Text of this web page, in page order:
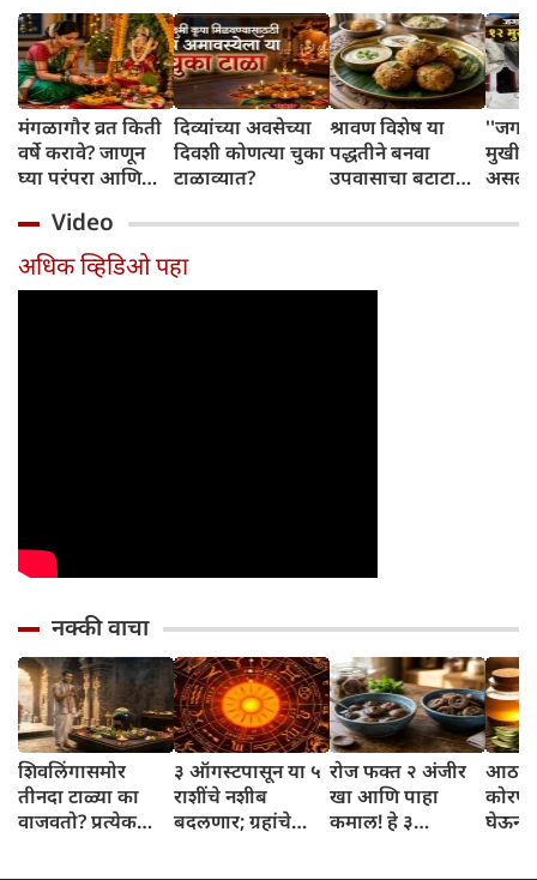
मंगळागौर व्रत किती
वर्षे करावे? जाणून
घ्या परंपरा आणि
दिव्यांच्या अवसेच्या
दिवशी कोणत्या चुका
टाळाव्यात?
श्रावण विशेष या
पद्धतीने बनवा
उपवासाचा बटाटा
करतील
मुखी
Video
अधिक व्हिडिओ पहा
नक्की वाचा
शिवलिंगासमोर
तीनदा टाळ्या का
वाजवतो? प्रत्येक
३ ऑगस्टपासून या ५
राशींचे नशीब
बदलणार; ग्रहांचे
रोज फक्त २ अंजीर
खा आणि पाहा
कमाल! हे ३
घेऊन